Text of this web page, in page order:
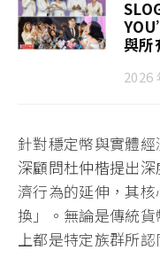
與所
2026
針對穩定幣與實體經
深顧問杜仲楷提出
濟行為的延伸，其
換」。無論是傳統
上都是特定族群所認